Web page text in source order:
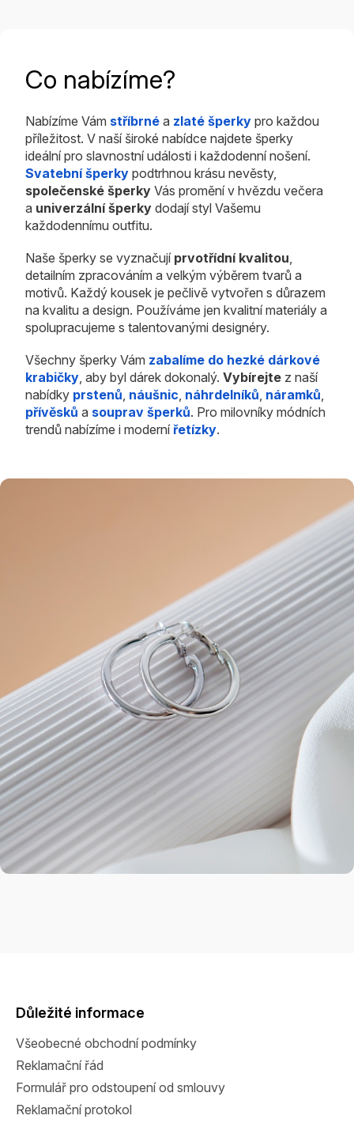
Co nabízíme?
Nabízíme Vám stříbrné a zlaté šperky pro každou
příležitost. V naší široké nabídce najdete šperky
ideální pro slavnostní události i každodenní nošení.
Svatební šperky podtrhnou krásu nevěsty,
společenské šperky Vás promění v hvězdu večera
a univerzální šperky dodají styl Vašemu
každodennímu outfitu.
Naše šperky se vyznačují prvotřídní kvalitou,
detailním zpracováním a velkým výběrem tvarů a
motivů. Každý kousek je pečlivě vytvořen s důrazem
na kvalitu a design. Používáme jen kvalitní materiály a
spolupracujeme s talentovanými designéry.
Všechny šperky Vám zabalíme do hezké dárkové
krabičky, aby byl dárek dokonalý. Vybírejte z naší
nabídky prstenů, náušnic, náhrdelníků, náramků,
přívěsků a souprav šperků. Pro milovníky módních
trendů nabízíme i modernířetízky.
Důležité informace
Všeobecné obchodní podmínky
Reklamační řád
Formulář pro odstoupení od smlouvy
Reklamační protokol